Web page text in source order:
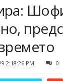
2:18:26 PM 0